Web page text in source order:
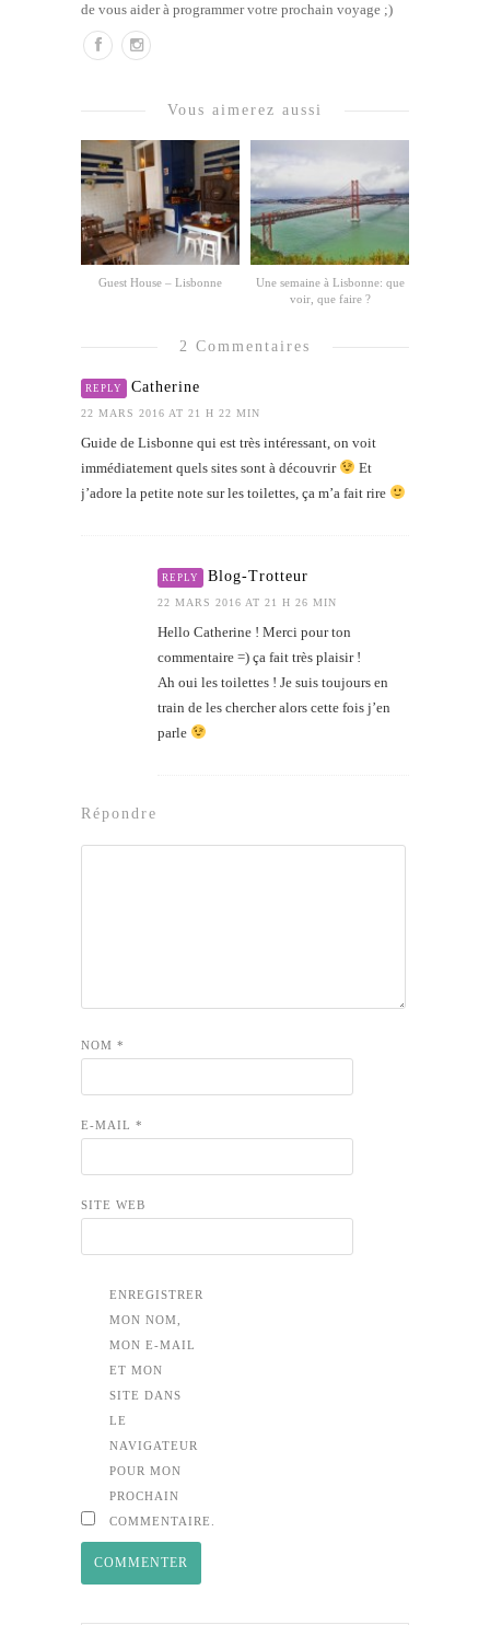
de vous aider à programmer votre prochain voyage ;)
Vous aimerez aussi
Guest House – Lisbonne
Une semaine à Lisbonne: que
voir, que faire ?
2 Commentaires
REPLY Catherine
22 MARS 2016 AT 21 H 22 MIN
Guide de Lisbonne qui est très intéressant, on voit
immédiatement quels sites sont à découvrir
Et
j’adore la petite note sur les toilettes, ça m’a fait rire
REPLY Blog-Trotteur
22 MARS 2016 AT 21 H 26 MIN
Hello Catherine ! Merci pour ton
commentaire =) ça fait très plaisir !
Ah oui les toilettes ! Je suis toujours en
train de les chercher alors cette fois j’en
parle
Répondre
NOM *
E-MAIL *
SITE WEB
ENREGISTRER
MON NOM,
MON E-MAIL
ET MON
SITE DANS
LE
NAVIGATEUR
POUR MON
PROCHAIN
COMMENTAIRE.